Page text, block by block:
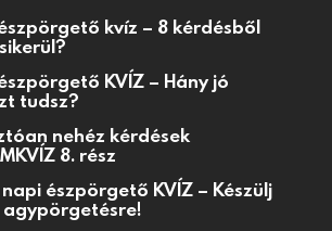
kvíz – 8 kérdésből
KVÍZ – Hány jó
tudsz?
nehéz kérdések
8. rész
észpörgető KVÍZ – Készülj
agypörgetésre!